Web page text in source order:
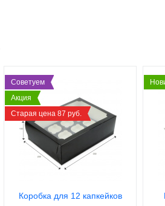
Советуем
Акция
Старая цена 87 руб.
Коробка для 12 капкейков